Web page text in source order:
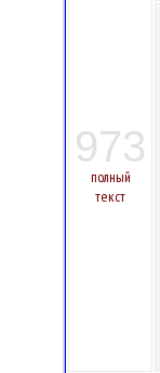
973
полный
текст